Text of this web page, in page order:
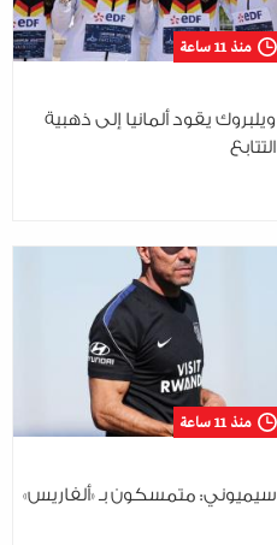
منذ 11 ساعة
ويلبروك يقود ألمانيا إلى ذهبية
التتابع
منذ 11 ساعة
سيميوني: متمسكون بـ «ألفاريس»